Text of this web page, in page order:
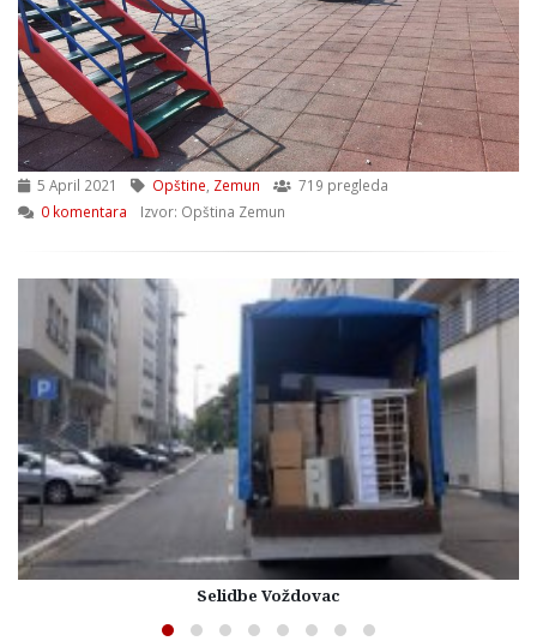
5 April 2021 Opštine Zemun
719 pregleda
0 komentara
Izvor: Opština Zemun
Selidbe Voždovac